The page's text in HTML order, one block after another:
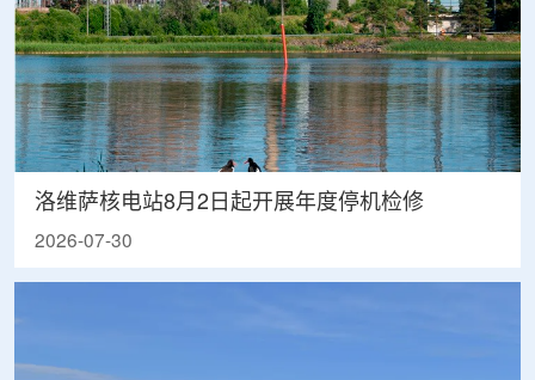
洛维萨核电站8月2日起开展年度停机检修
2026-07-30